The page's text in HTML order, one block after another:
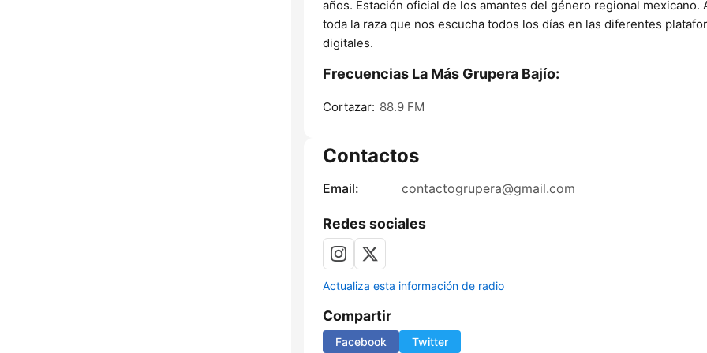
años. Estación oficial de los amantes del género regional mexicano.
toda la raza que nos escucha todos los días en las diferentes
digitales.
Frecuencias La Más Grupera Bajío:
Cortazar: 88.9 FM
Contactos
Email: contactogrupera@gmail.com
Redes sociales
Actualiza esta información de radio
Compartir
Facebook Twitter